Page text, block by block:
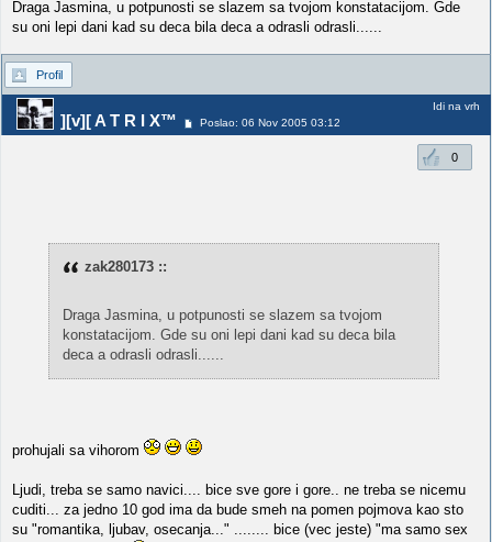
Draga Jasmina, u potpunosti se slazem sa tvojom konstatacijom. Gde
su oni lepi dani kad su deca bila deca a odrasli odrasli......
Profil
][v][ A T R I X™ Poslao: 06 Nov 2005 03:12
Idi na vrh
0
zak280173 ::
Draga Jasmina, u potpunosti se slazem sa tvojom
konstatacijom. Gde su oni lepi dani kad su deca bila
deca a odrasli odrasli......
prohujali sa vihorom
Ljudi, treba se samo navici.... bice sve gore i gore.. ne treba se nicemu
cuditi... za jedno 10 god ima da bude smeh na pomen pojmova kao sto
su "romantika, ljubav, osecanja..." ........ bice (vec jeste) "ma samo sex